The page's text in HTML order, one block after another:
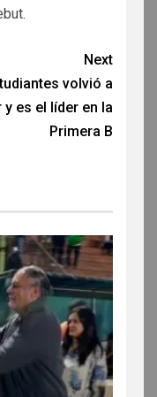
Next
volvió a
y es el líder en la
Primera B